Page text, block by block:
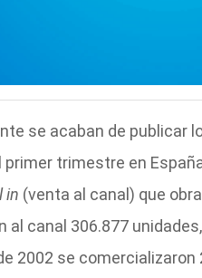
se acaban de publicar
trimestre en
in (venta al canal) que
al canal 306.877
2002 se comercializaron